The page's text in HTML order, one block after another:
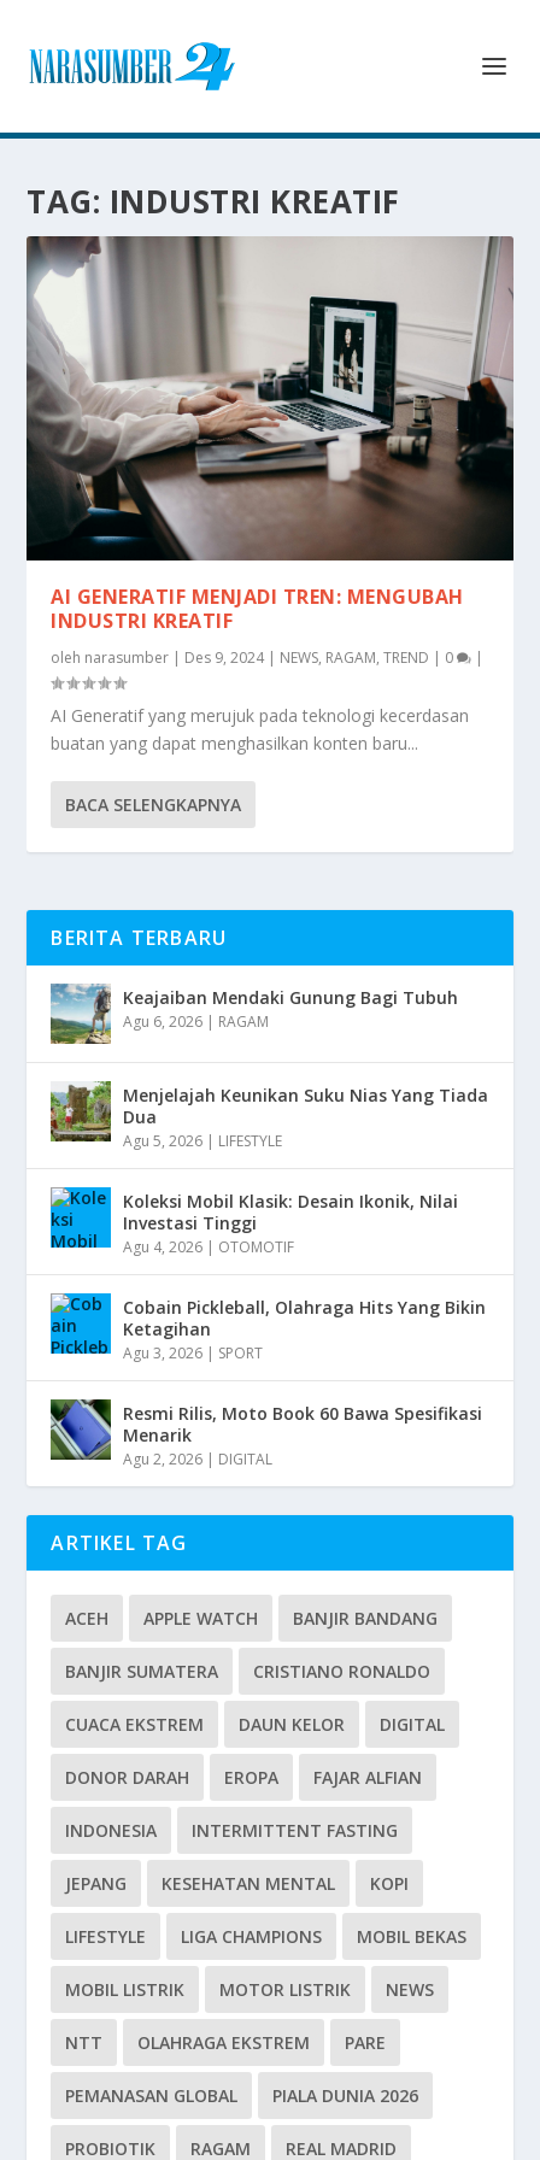
TAG: INDUSTRI KREATIF
AI GENERATIF MENJADI TREN: MENGUBAH
INDUSTRI KREATIF
oleh narasumber | Des 9, 2024| NEWS, RAGAM,TREND | 0 |
AI Generatif yang merujuk pada teknologi kecerdasan
buatan yang dapat menghasilkan konten baru...
BACA SELENGKAPNYA
BERITA TERBARU
Keajaiban Mendaki Gunung Bagi Tubuh
Agu 6, 2026 | RAGAM
Menjelajah Keunikan Suku Nias Yang Tiada
Dua
Agu 5, 2026 | LIFESTYLE
Koleksi Mobil Klasik: Desain Ikonik, Nilai
Investasi Tinggi
Agu 4, 2026 | OTOMOTIF
Cobain Pickleball, Olahraga Hits Yang Bikin
Ketagihan
Agu 3, 2026 | SPORT
Resmi Rilis, Moto Book 60 Bawa Spesifikasi
Menarik
Agu 2, 2026 | DIGITAL
ARTIKEL TAG
ACEH APPLE WATCH BANJIR BANDANG
BANJIR SUMATERA CRISTIANO RONALDO
CUACA EKSTREM DAUN KELOR DIGITAL
DONOR DARAH EROPA FAJAR ALFIAN
INDONESIA INTERMITTENT FASTING
JEPANG KESEHATAN MENTAL KOPI
LIFESTYLE LIGA CHAMPIONS MOBIL BEKAS
MOBIL LISTRIK MOTOR LISTRIK NEWS
NTT OLAHRAGA EKSTREM PARE
PEMANASAN GLOBAL PIALA DUNIA 2026
PROBIOTIK RAGAM REAL MADRID